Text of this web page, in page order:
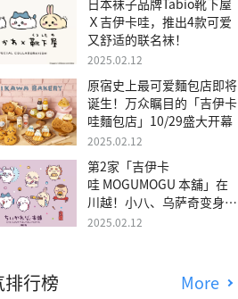
日本袜子品牌Tabio靴下屋
Ｘ吉伊卡哇，推出4款可爱
又舒适的联名袜！
2025.02.12
原宿史上最可爱麵包店即将
诞生！万众瞩目的「吉伊卡
哇麵包店」10/29盛大开幕
2025.02.12
第2家「吉伊卡
哇 MOGUMOGU 本舖」在
川越！小八、乌萨奇变身可
爱地瓜！
2025.02.12
行榜 More